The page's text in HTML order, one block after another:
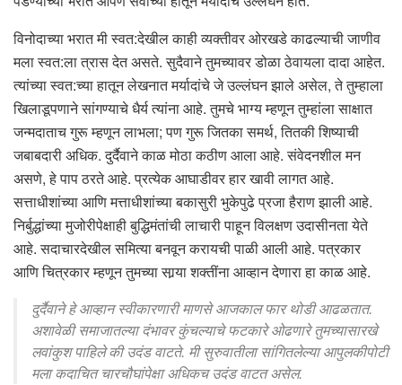
विनोदाच्या भरात मी स्वत:देखील काही व्यक्तीवर ओरखडे काढल्याची जाणीव
मला स्वत:ला त्रास देत असते. सुदैवाने तुमच्यावर डोळा ठेवायला दादा आहेत.
त्यांच्या स्वत:च्या हातून लेखनात मर्यादांचे जे उल्लंघन झाले असेल, ते तुम्हाला
खिलाडूपणाने सांगण्याचे धैर्य त्यांना आहे. तुमचे भाग्य म्हणून तुम्हांला साक्षात
जन्मदाताच गुरू म्हणून लाभला; पण गुरू जितका समर्थ, तितकी शिष्याची
जबाबदारी अधिक. दुर्दैवाने काळ मोठा कठीण आला आहे. संवेदनशील मन
असणे, हे पाप ठरते आहे. प्रत्येक आघाडीवर हार खावी लागत आहे.
सत्ताधीशांच्या आणि मत्ताधीशांच्या बकासुरी भुकेपुढे प्रजा हैराण झाली आहे.
निर्बुद्धांच्या मुजोरीपेक्षाही बुद्धिमंतांची लाचारी पाहून विलक्षण उदासीनता येते
आहे. सदाचारदेखील समित्या बनवून करायची पाळी आली आहे. पत्रकार
आणि चित्रकार म्हणून तुमच्या सार्‍या शक्तींना आव्हान देणारा हा काळ आहे.
दुर्दैवाने हे आव्हान स्वीकारणारी माणसे आजकाल फार थोडी आढळतात.
अशावेळी समाजातल्या दंभावर कुंचल्याचे फटकारे ओढणारे तुमच्यासारखे
लवांकुश पाहिले की उदंड वाटते. मी सुरुवातीला सांगितलेल्या आपुलकीपोटी
मला कदाचित चारचौघांपेक्षा अधिकच उदंड वाटत असेल.